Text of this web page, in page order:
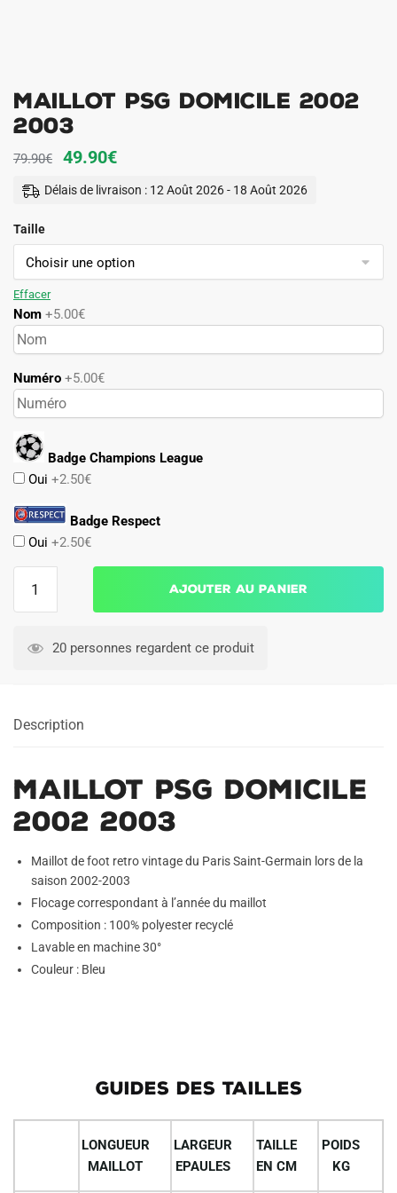
Maillot PSG Domicile 2002
2003
79.90€
Le
prix
79.90€.
49.90€Le
prix
49.90€.
Délais de livraison : 12 Août 2026 - 18 Août 2026
Taille
Effacer
Nom +5.00€
Numéro +5.00€
Badge Champions League
Oui +2.50€
Badge Respect
Oui +2.50€
Ajouter au panier
20 personnes regardent ce produit
Description
Maillot PSG Domicile
2002 2003
Maillot de foot retro vintage du Paris Saint-Germain lors de la
saison 2002-2003
Flocage correspondant à l’année du maillot
Composition : 100% polyester recyclé
Lavable en machine 30°
Couleur : Bleu
GUIDES DES TAILLES
LONGUEUR
MAILLOT
LARGEUR
EPAULES
TAILLE
EN CM
POIDS
KG